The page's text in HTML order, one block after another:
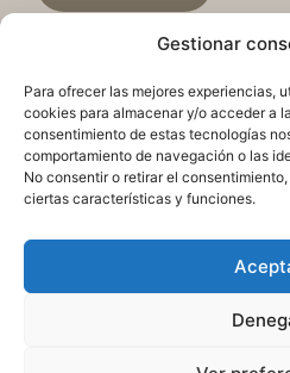
Gestionar
Para ofrecer las mejores experiencias,
cookies para almacenar y/o acceder a
consentimiento de estas tecnologías
comportamiento de navegación o las
No consentir o retirar el
ciertas características y funciones.
Politique de
Condition d’utilisation et